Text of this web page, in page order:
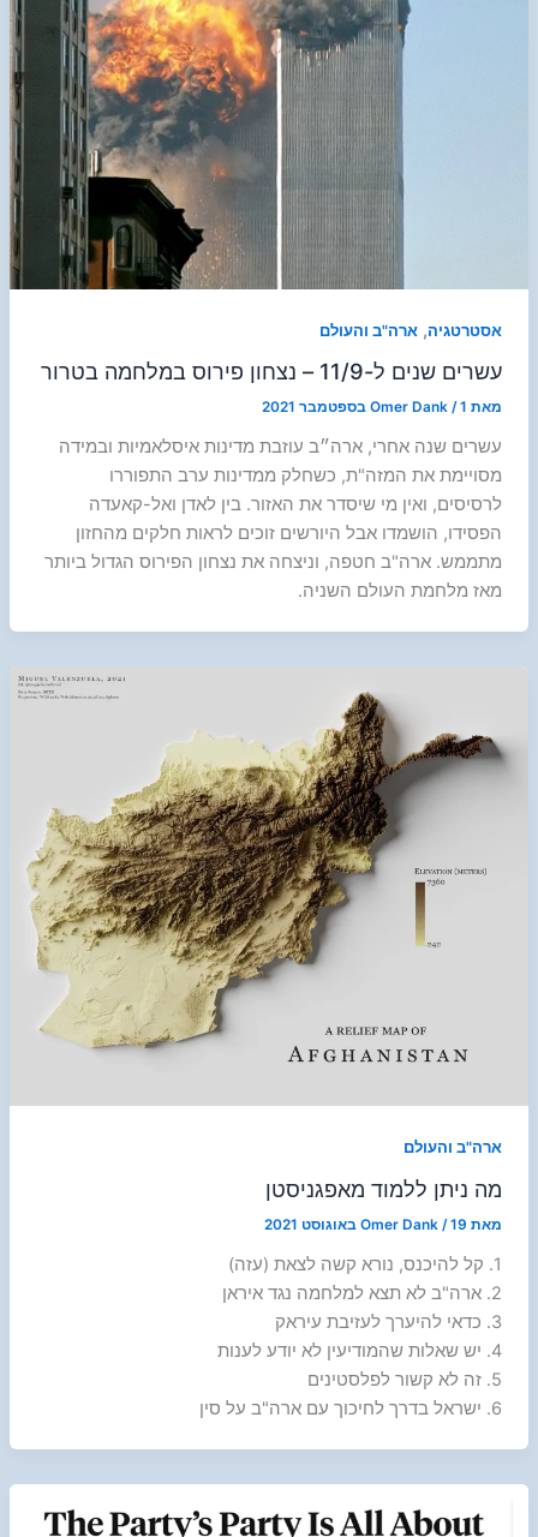
אסטרטגיה, ארה"ב והעולם
עשרים שנים ל-11/9 – נצחון פירוס במלחמה בטרור
מאת Omer Dank/1 בספטמבר 2021
עשרים שנה אחרי, ארה״ב עוזבת מדינות איסלאמיות ובמידה
מסויימת את המזה"ת, כשחלק ממדינות ערב התפוררו
לרסיסים, ואין מי שיסדר את האזור. בין לאדן ואל-קאעדה
הפסידו, הושמדו אבל היורשים זוכים לראות חלקים מהחזון
מתממש. ארה"ב חטפה, וניצחה את נצחון הפירוס הגדול ביותר
מאז מלחמת העולם השניה.
ארה"ב והעולם
מה ניתן ללמוד מאפגניסטן
מאת Omer Dank/19 באוגוסט 2021
1. קל להיכנס, נורא קשה לצאת (עזה)
2. ארה"ב לא תצא למלחמה נגד איראן
3. כדאי להיערך לעזיבת עיראק
4. יש שאלות שהמודיעין לא יודע לענות
5. זה לא קשור לפלסטינים
6. ישראל בדרך לחיכוך עם ארה"ב על סין